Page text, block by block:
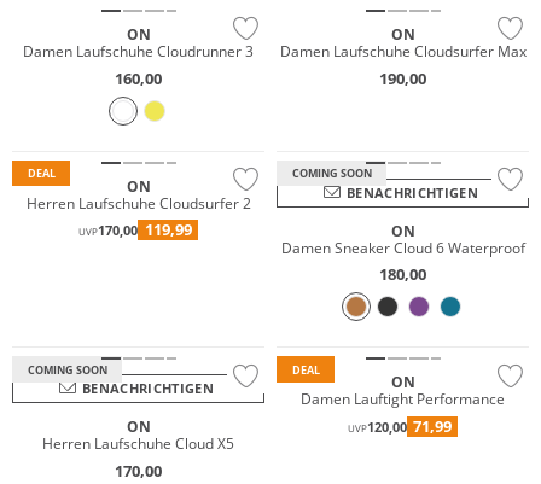
ON
Damen Laufschuhe Cloudrunner 3
160,00
ON
Damen Laufschuhe Cloudsurfer Max
190,00
DEAL
ON
Herren Laufschuhe Cloudsurfer 2
UVP170,00 119,99
COMING SOON
BENACHRICHTIGEN
ON
Damen Sneaker Cloud 6 Waterproof
180,00
COMING SOON
BENACHRICHTIGEN
ON
Herren Laufschuhe Cloud X5
170,00
DEAL
ON
Damen Lauftight Performance
UVP120,00 71,99